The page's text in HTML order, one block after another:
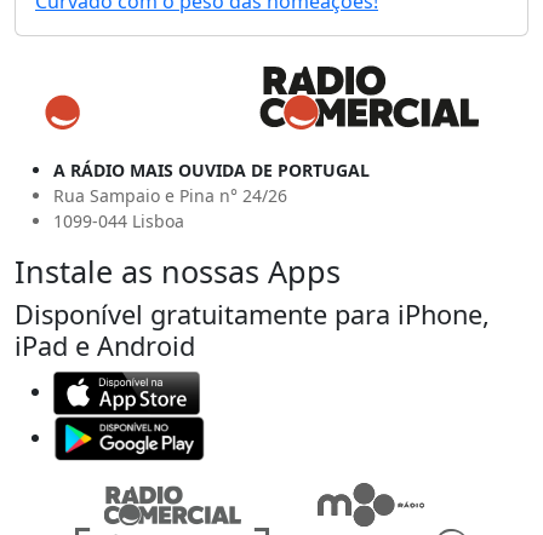
A RÁDIO MAIS OUVIDA DE PORTUGAL
Rua Sampaio e Pina n° 24/26
1099-044 Lisboa
Instale as nossas Apps
Disponível gratuitamente para iPhone,
iPad e Android